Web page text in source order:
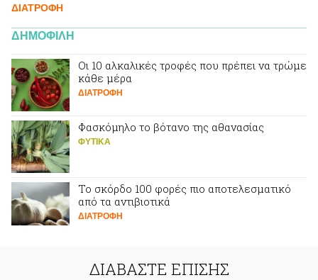
ΔΙΑΤΡΟΦΗ
ΔΗΜΟΦΙΛΗ
Οι 10 αλκαλικές τροφές που πρέπει να τρώμε
κάθε μέρα
ΔΙΑΤΡΟΦΗ
Φασκόμηλο το βότανο της αθανασίας
ΦΥΤΙΚA
Το σκόρδο 100 φορές πιο αποτελεσματικό
από τα αντιβιοτικά
ΔΙΑΤΡΟΦΗ
ΔΙΑΒΑΣΤΕ ΕΠΙΣΗΣ